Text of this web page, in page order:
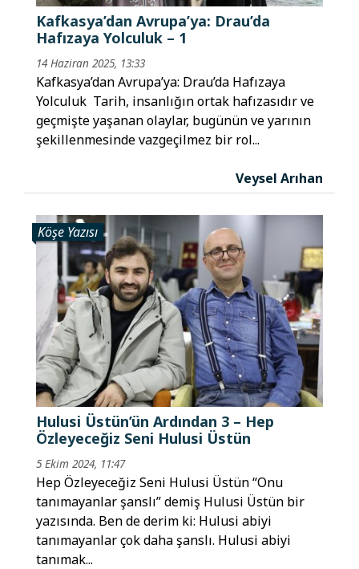
Kafkasya’dan Avrupa’ya: Drau’da
Hafızaya Yolculuk – 1
14 Haziran 2025, 13:33
Kafkasya’dan Avrupa’ya: Drau’da Hafızaya
Yolculuk Tarih, insanlığın ortak hafızasıdır ve
geçmişte yaşanan olaylar, bugünün ve yarının
şekillenmesinde vazgeçilmez bir rol...
Veysel Arıhan
Köşe Yazısı
Hulusi Üstün’ün Ardından 3 – Hep
Özleyeceğiz Seni Hulusi Üstün
5 Ekim 2024, 11:47
Hep Özleyeceğiz Seni Hulusi Üstün “Onu
tanımayanlar şanslı” demiş Hulusi Üstün bir
yazısında. Ben de derim ki: Hulusi abiyi
tanımayanlar çok daha şanslı. Hulusi abiyi
tanımak...